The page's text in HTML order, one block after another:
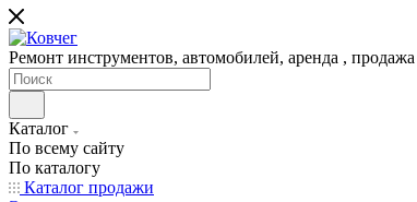
Ремонт инструментов, автомобилей, аренда ,
Каталог
По всему сайту
По каталогу
Каталог продажи